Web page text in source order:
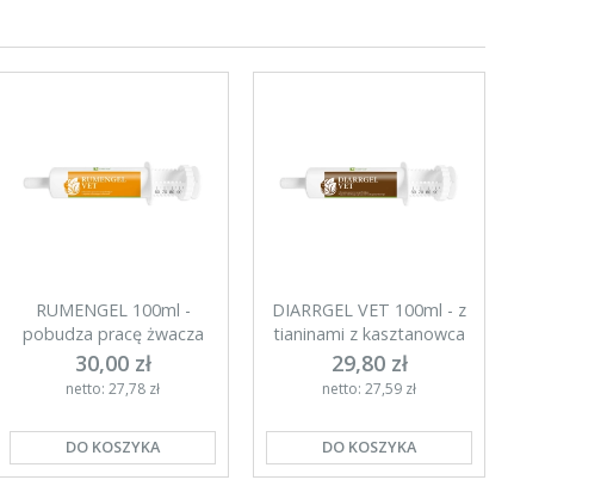
RUMENGEL 100ml -
pobudza pracę żwacza
30,00 zł
netto: 27,78 zł
DO KOSZYKA
DIARRGEL VET 100ml - z
tianinami z kasztanowca
29,80 zł
netto: 27,59 zł
DO KOSZYKA